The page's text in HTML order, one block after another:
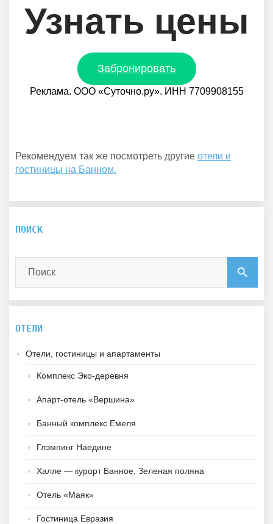
Узнать цены
Забронировать
Реклама. ООО «Суточно.ру». ИНН 7709908155
Рекомендуем так же посмотреть другие отели и
гостиницы на Банном.
ПОИСК
search
ОТЕЛИ
Отели, гостиницы и апартаменты
Комплекс Эко-деревня
Апарт-отель «Вершина»
Банный комплекс Емеля
Глэмпинг Наедине
Халле — курорт Банное, Зеленая поляна
Отель «Маяк»
Гостиница Евразия